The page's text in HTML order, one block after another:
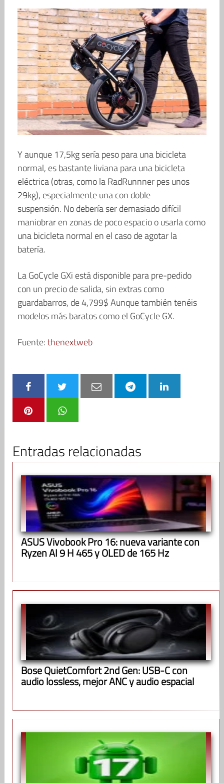
Y aunque 17,5kg sería peso para una bicicleta
normal, es bastante liviana para una bicicleta
eléctrica (otras, como la RadRunnner pes unos
29kg), especialmente una con doble
suspensión. No debería ser demasiado difícil
maniobrar en zonas de poco espacio o usarla como
una bicicleta normal en el caso de agotar la
batería.
La GoCycle GXi está disponible para pre-pedido
con un precio de salida, sin extras como
guardabarros, de 4,799$ Aunque también tenéis
modelos más baratos como el GoCycle GX.
Fuente:thenextweb
Entradas relacionadas
ASUS Vivobook Pro 16: nueva variante con
Ryzen AI 9 H 465 y OLED de 165 Hz
Bose QuietComfort 2nd Gen: USB-C con
audio lossless, mejor ANC y audio espacial